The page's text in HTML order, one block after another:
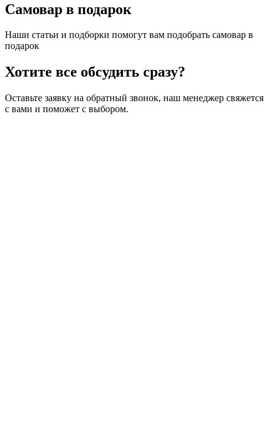
Самовар в подарок
Наши статьи и подборки помогут вам подобрать самовар в
подарок
Хотите все обсудить сразу?
Оставьте заявку на обратный звонок, наш менеджер свяжется
с вами и поможет с выбором.